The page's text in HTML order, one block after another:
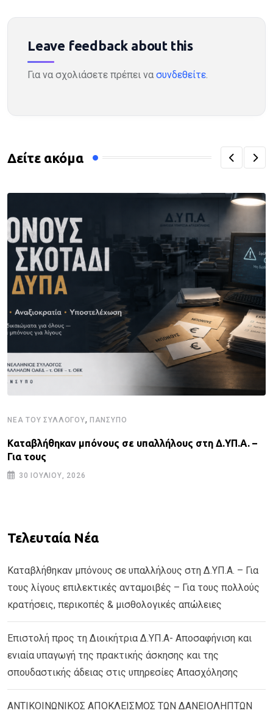
Leave feedback about this
Για να σχολιάσετε πρέπει να συνδεθείτε.
Δείτε ακόμα
ΝΈΑ ΤΟΥ ΣΥΛΛΌΓΟΥ, ΠΑΝΣΥΠΟ
Καταβλήθηκαν μπόνους σε υπαλλήλους στη Δ.ΥΠ.Α. –
Για τους
30 ΙΟΥΛΊΟΥ, 2026
Τελευταία Νέα
Καταβλήθηκαν μπόνους σε υπαλλήλους στη Δ.ΥΠ.Α. – Για
τους λίγους επιλεκτικές ανταμοιβές – Για τους πολλούς
κρατήσεις, περικοπές & μισθολογικές απώλειες
Επιστολή προς τη Διοικήτρια Δ.ΥΠ.Α- Αποσαφήνιση και
ενιαία υπαγωγή της πρακτικής άσκησης και της
σπουδαστικής άδειας στις υπηρεσίες Απασχόλησης
ΑΝΤΙΚΟΙΝΩΝΙΚΟΣ ΑΠΟΚΛΕΙΣΜΟΣ ΤΩΝ ΔΑΝΕΙΟΛΗΠΤΩΝ